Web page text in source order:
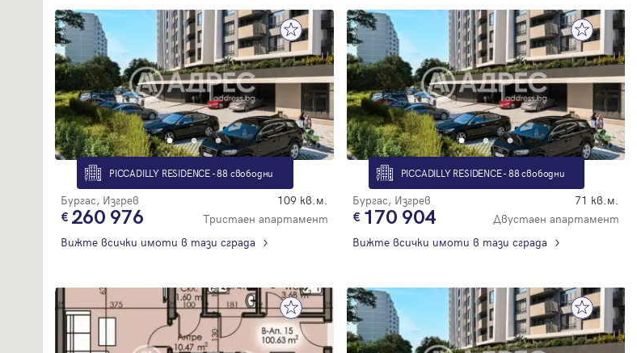
PICCADILLY RESIDENCE - 88 свободни
Бургас, Изгрев 109 кв.м.
260 976
Тристаен апартамент
Вижте всички имоти в тази сграда
PICCADILLY RESIDENCE - 88 свободни
Бургас, Изгрев 71 кв.м.
170 904
Двустаен апартамент
Вижте всички имоти в тази сграда